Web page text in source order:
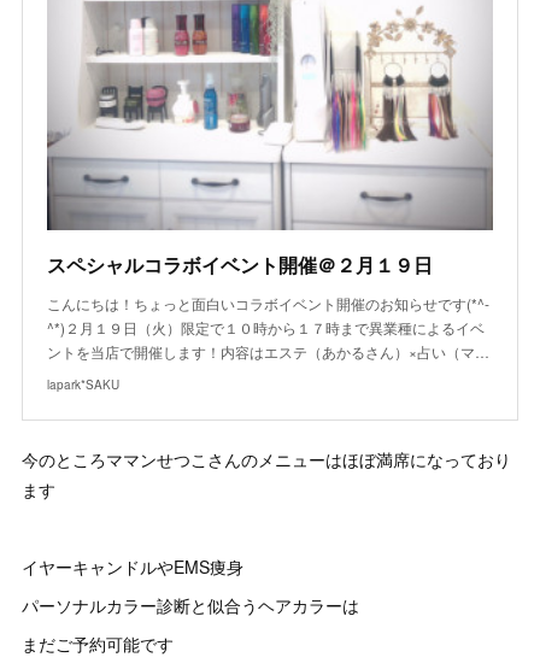
スペシャルコラボイベント開催＠２月１９日
こんにちは！ちょっと面白いコラボイベント開催のお知らせです(*^-
^*)２月１９日（火）限定で１０時から１７時まで異業種によるイベ
ントを当店で開催します！内容はエステ（あかるさん）×占い（マ…
lapark*SAKU
今のところママンせつこさんのメニューはほぼ満席になっており
ます
イヤーキャンドルやEMS痩身
パーソナルカラー診断と似合うヘアカラーは
まだご予約可能です